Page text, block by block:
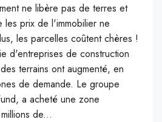
ne libère pas de terres et
prix de l'immobilier ne
les parcelles coûtent chères !
d'entreprises de construction
terrains ont augmenté, en
de demande. Le groupe
a acheté une zone
de...